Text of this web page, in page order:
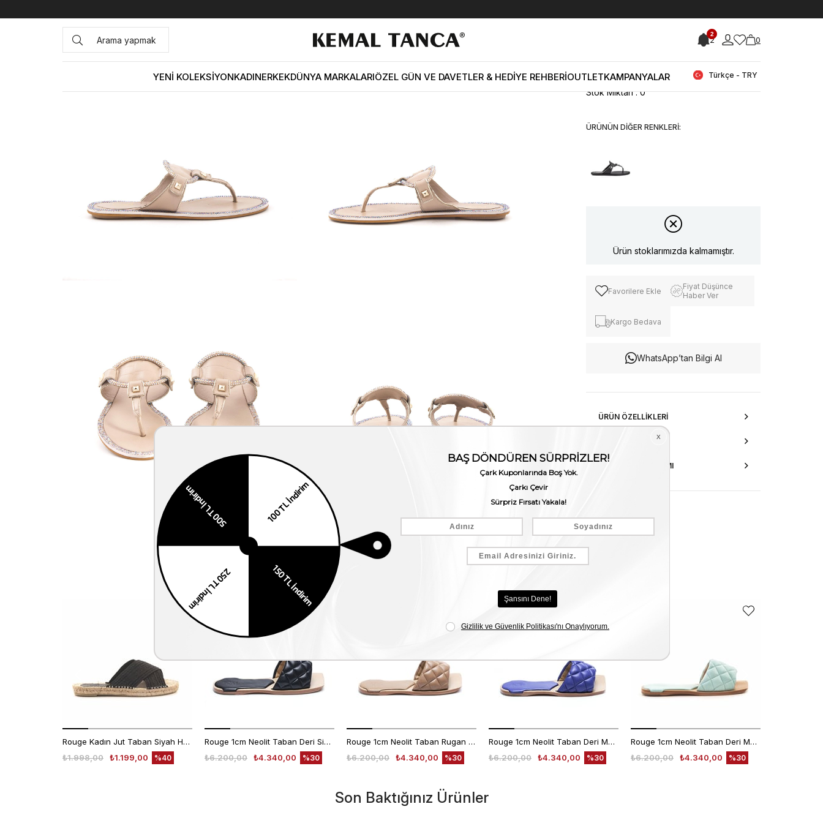
2
2 0
Türkçe - TRY
YENİ KOLEKSİYONKADINERKEKDÜNYA MARKALARIÖZEL GÜN VE DAVETLER & HEDİYE REHBERİOUTLETKAMPANYALAR
Anasayfa KADIN AYAKKABI Terlik Rouge Kadın Hakiki Deri Neolit Taban Pudra Terlik Terlik < < Önceki Sayfaya Dön
Rouge Kadın Hakiki Deri Neolit Taban
Pudra Terlik Terlik
Stok Miktarı : 0
ÜRÜNÜN DİĞER RENKLERİ:
Ürün stoklarımızda kalmamıştır.
Favorilere Ekle
Fiyat Düşünce
Haber Ver
Kargo Bedava
WhatsApp’tan Bilgi Al
ÜRÜN ÖZELLIKLERI
DANIŞMA HATTI
AKSESUAR ONARIMI
Rouge Kadın Jut Taban Siyah Hasır Terlik 715
₺1.199,00
₺1.998,00 %40
Rouge 1cm Neolit Taban Deri Siyah Kadın Terlik 0197-169
₺4.340,00
₺6.200,00 %30
Rouge 1cm Neolit Taban Rugan Deri Nude Kadın Terlik 0197-169
₺4.340,00
₺6.200,00 %30
Rouge 1cm Neolit Taban Deri Mor Kadın Terlik 0197-169
₺4.340,00
₺6.200,00 %30
Rouge 1cm Neolit Taban Deri Mavi Kadın Terlik 0197-169
₺4.340,00
₺6.200,00 %30
Son Baktığınız Ürünler